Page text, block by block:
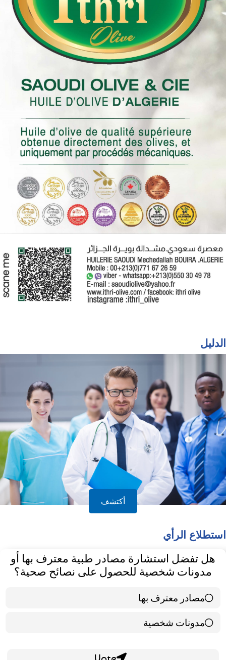
الدليل
أكتشف
استطلاع الرأي
هل تفضل استشارة مصادر طبية معترف بها أو
مدونات شخصية للحصول على نصائح صحية؟
مصادر معترف بها
39 ( 65 % )
مدونات شخصية
21 ( 35 % )